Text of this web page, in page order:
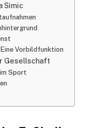
Simic
Vorbildfunktion
Gesellschaft
Sport